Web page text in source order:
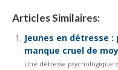
Articles Similaires:
Jeunes en détresse
manque cruel de
Une détresse psychologique